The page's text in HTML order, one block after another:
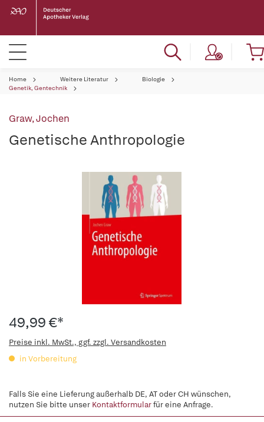
Home Weitere Literatur
Biologie
Genetik, Gentechnik
Graw, Jochen
Genetische Anthropologie
49,99 €*
Preise inkl. MwSt., ggf. zzgl. Versandkosten
in Vorbereitung
Falls Sie eine Lieferung außerhalb DE, AT oder CH wünschen,
nutzen Sie bitte unser Kontaktformularfür eine Anfrage.